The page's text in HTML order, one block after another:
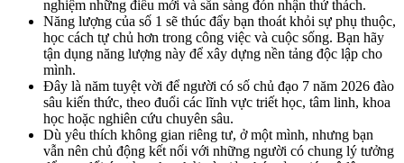
nghiệm những điều mới và sẵn sàng đón nhận thử thách.
Năng lượng của số 1 sẽ thúc đẩy bạn thoát khỏi sự phụ thuộc,
học cách tự chủ hơn trong công việc và cuộc sống. Bạn hãy
tận dụng năng lượng này để xây dựng nền tảng độc lập cho
mình.
Đây là năm tuyệt vời để người có số chủ đạo 7 năm 2026 đào
sâu kiến thức, theo đuổi các lĩnh vực triết học, tâm linh, khoa
học hoặc nghiên cứu chuyên sâu.
Dù yêu thích không gian riêng tư, ở một mình, nhưng bạn
vẫn nên chủ động kết nối với những người có chung lý tưởng